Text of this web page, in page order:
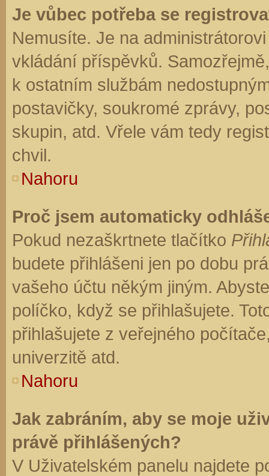
Je vůbec potřeba se
Nemusíte. Je na
vkládání příspěvků.
k ostatním službám
postavičky, soukromé zprávy,
skupin, atd. Vřele vám tedy
chvil.
Nahoru
Proč jsem automaticky
Pokud nezaškrtnete tlačítko
budete přihlášeni jen po dobu
vašeho účtu někým jiným.
políčko, když se přihlašujete.
přihlašujete z veřejného
univerzitě atd.
Nahoru
Jak zabráním, aby se moje
právě přihlášených?
V Uživatelském panelu najdete